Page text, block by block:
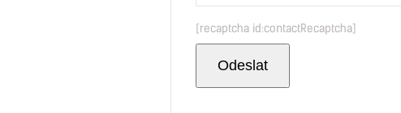
[recaptcha id:contactRecaptcha]